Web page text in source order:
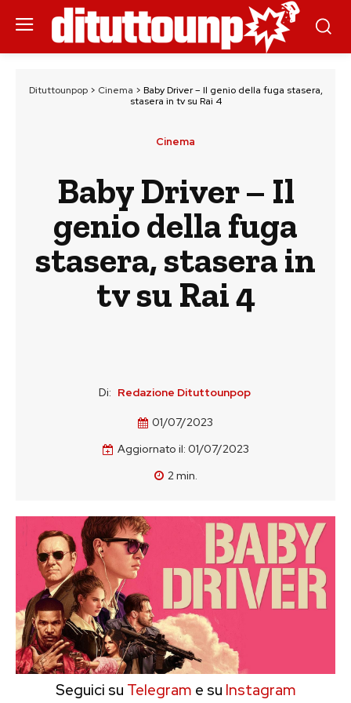
Dituttounpop> Cinema > Baby Driver – Il genio della fuga stasera,
stasera in tv su Rai 4
Cinema
Baby Driver – Il
genio della fuga
stasera, stasera in
tv su Rai 4
Di: Redazione Dituttounpop
01/07/2023
Aggiornato il: 01/07/2023
2min.
Seguici su Telegram e su Instagram